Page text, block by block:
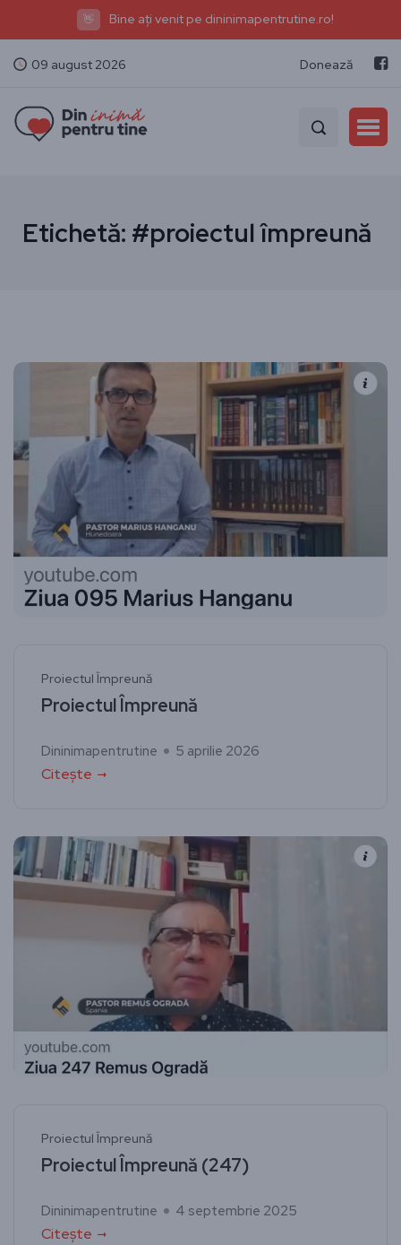
👋 Bine ați venit pe dininimapentrutine.ro!
09 august 2026 Donează
Etichetă: #proiectul împreună
Proiectul Împreună
Proiectul Împreună
Dininimapentrutine 5 aprilie 2026
Citește
Proiectul Împreună
Proiectul Împreună (247)
Dininimapentrutine 4 septembrie 2025
Citește